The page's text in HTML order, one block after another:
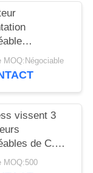
de C.C
de vélo
MOQ:Négociable
vissent 3
de C.C
de la
MOQ:500